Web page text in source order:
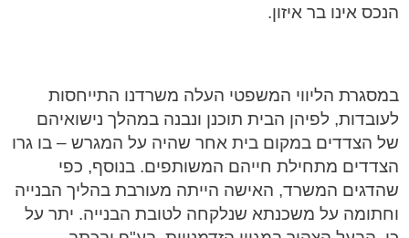
הנכס אינו בר איזון.
במסגרת הליווי המשפטי העלה משרדנו התייחסות
לעובדות, לפיהן הבית תוכנן ונבנה במהלך נישואיהם
של הצדדים במקום בית אחר שהיה על המגרש – בו גרו
הצדדים מתחילת חייהם המשותפים. בנוסף, כפי
שהדגים המשרד, האישה הייתה מעורבת בהליך הבנייה
וחתומה על משכנתא שנלקחה לטובת הבנייה. יתר על